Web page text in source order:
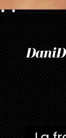
Apertura in